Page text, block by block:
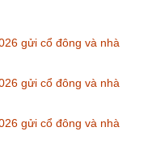
gửi cổ đông và nhà
gửi cổ đông và nhà
gửi cổ đông và nhà